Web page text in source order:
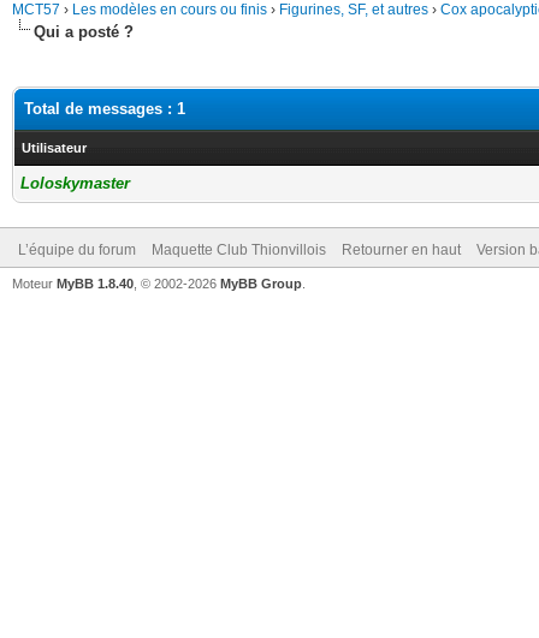
MCT57 › Les modèles en cours ou finis › Figurines, SF, et autres › Cox
Qui a posté ?
Total de messages : 1
Utilisateur
Loloskymaster
L’équipe du forum Maquette Club Thionvillois Retourner en haut Version
Moteur MyBB 1.8.40 , © 2002-2026 MyBB Group